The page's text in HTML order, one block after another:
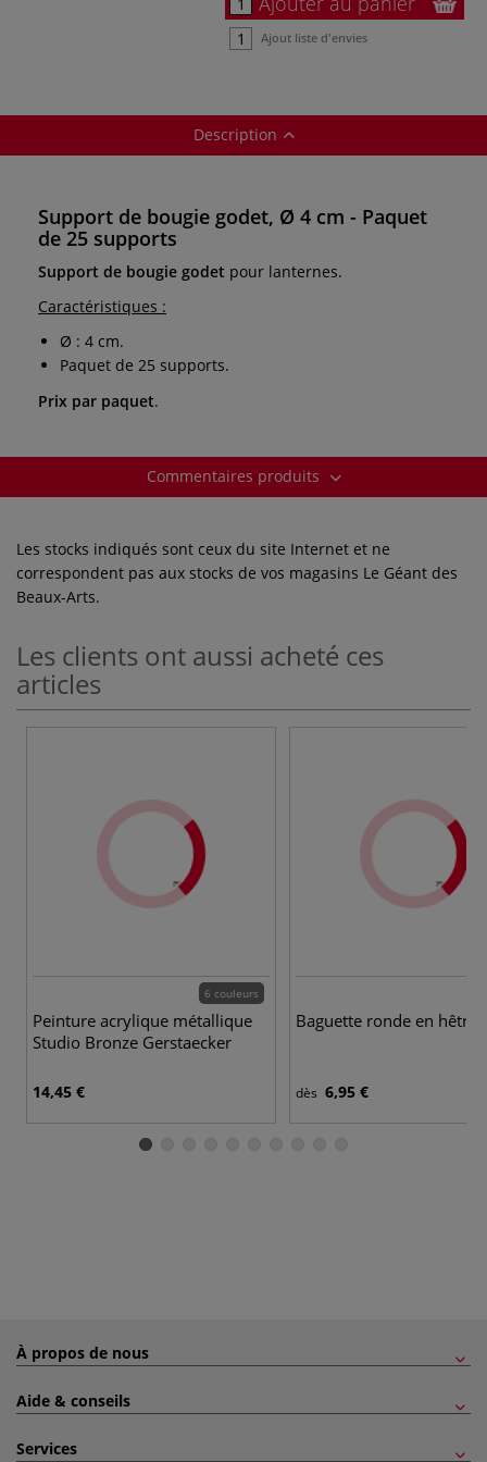
Ajout liste d'envies
Description
Support de bougie godet, Ø 4 cm - Paquet
de 25 supports
Support de bougie godet pour lanternes.
Caractéristiques :
Ø : 4 cm.
Paquet de 25 supports.
Prix par paquet.
Commentaires produits
Les stocks indiqués sont ceux du site Internet et ne
correspondent pas aux stocks de vos magasins Le Géant des
Beaux-Arts.
Les clients ont aussi acheté ces
articles
6 couleurs
Peinture acrylique métallique
Studio Bronze Gerstaecker
14,45 €
Baguette ronde en hêtre
dès 6,95 €
À propos de nous
Aide & conseils
Services